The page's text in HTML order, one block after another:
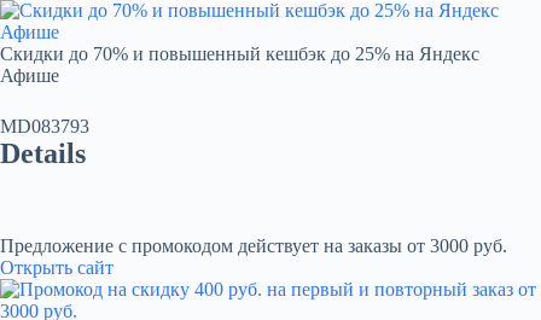
Скидки до 70% и повышенный кешбэк до 25% на Яндекс
Афише
MD083793
Details
Предложение с промокодом действует на заказы от 3000 руб.
Открыть сайт